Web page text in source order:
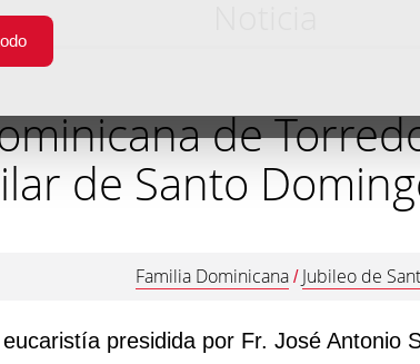
de
de Santo
Familia Dominicana / Jubileo de
presidida por Fr. José Antonio